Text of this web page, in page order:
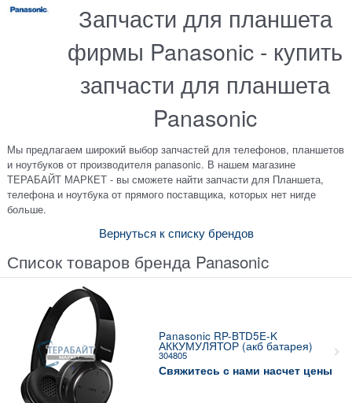
Запчасти для планшета
фирмы Panasonic - купить
запчасти для планшета
Panasonic
Мы предлагаем широкий выбор запчастей для телефонов, планшетов
и ноутбуков от производителя panasonic. В нашем магазине
ТЕРАБАЙТ МАРКЕТ - вы сможете найти запчасти для Планшета,
телефона и ноутбука от прямого поставщика, которых нет нигде
больше.
Вернуться к списку брендов
Список товаров бренда Panasonic
Panasonic RP-BTD5E-K
АККУМУЛЯТОР (акб батарея)
304805
Свяжитесь с нами насчет цены